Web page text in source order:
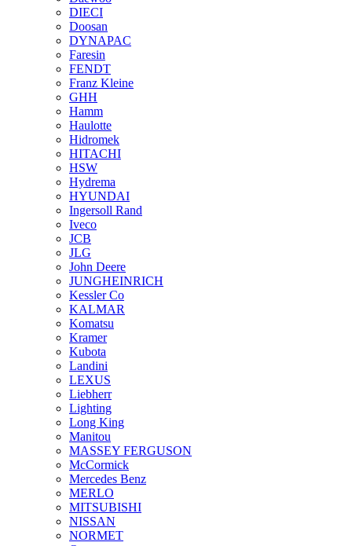
DIECI
Doosan
DYNAPAC
Faresin
FENDT
Franz Kleine
GHH
Hamm
Haulotte
Hidromek
HITACHI
HSW
Hydrema
HYUNDAI
Ingersoll Rand
Iveco
JCB
JLG
John Deere
JUNGHEINRICH
Kessler Co
KALMAR
Komatsu
Kramer
Kubota
Landini
LEXUS
Liebherr
Lighting
Long King
Manitou
MASSEY FERGUSON
McCormick
Mercedes Benz
MERLO
MITSUBISHI
NISSAN
NORMET